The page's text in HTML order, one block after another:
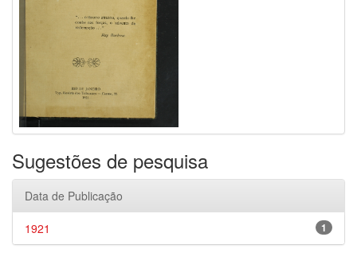
Sugestões de pesquisa
Data de Publicação
1
1921